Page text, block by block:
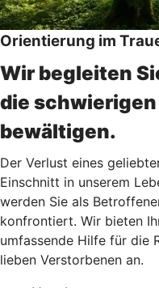
Orientierung im
Wir begleiten
die
bewältigen.
Der Verlust eines
Einschnitt in unserem
werden Sie als
konfrontiert. Wir bieten
umfassende Hilfe für die
lieben Verstorbenen an.